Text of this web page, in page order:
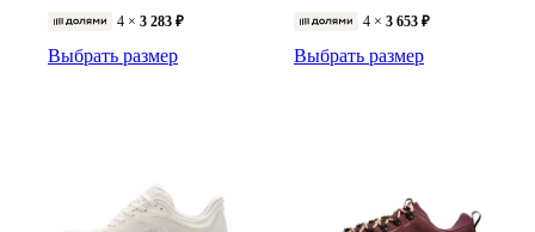
4 × 3 283 ₽
Выбрать размер
4 × 3 653 ₽
Выбрать размер